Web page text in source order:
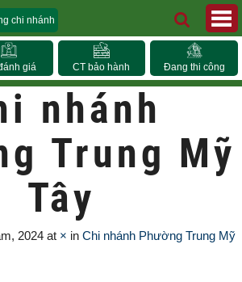
chi nhánh
giá CT bảo hành Đang thi công
nhánh
Trung Mỹ
Tây
2024 at × in Chi nhánh Phường Trung Mỹ